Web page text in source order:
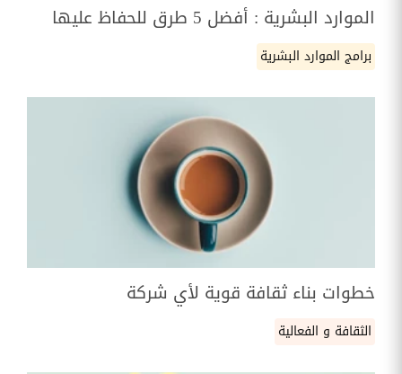
الموارد البشرية : أفضل 5 طرق للحفاظ عليها
برامج الموارد البشرية
خطوات بناء ثقافة قوية لأي شركة
الثقافة و الفعالية